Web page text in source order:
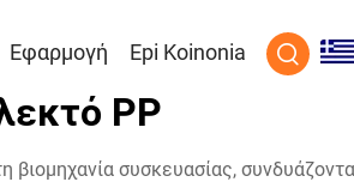
Εφαρμογή Epi Koinonia
PP
συσκευασίας,